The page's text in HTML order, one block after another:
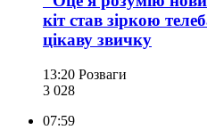
кіт став зіркою
цікаву звичку
13:20 Розваги
3 028
07:59